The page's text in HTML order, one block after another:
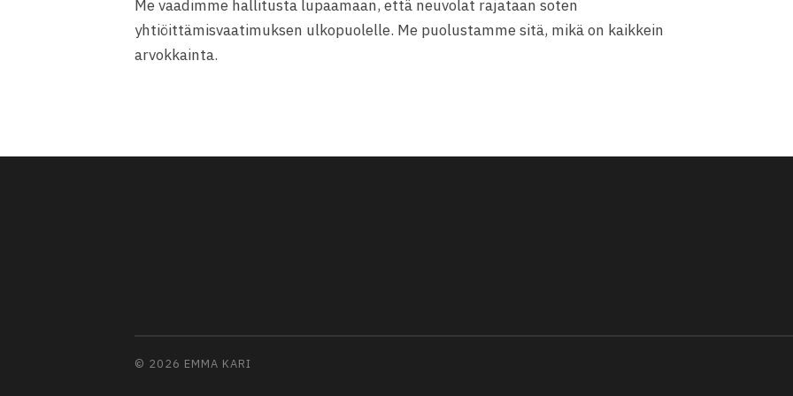
Me vaadimme hallitusta lupaamaan, että neuvolat rajataan soten
yhtiöittämisvaatimuksen ulkopuolelle. Me puolustamme sitä, mikä on kaikkein
arvokkainta.
© 2026 EMMA KARI